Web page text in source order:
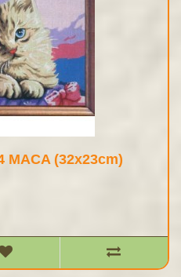
MACA (32x23cm)